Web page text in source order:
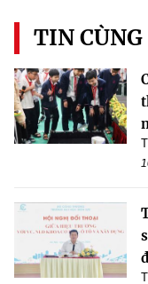
TIN CÙNG